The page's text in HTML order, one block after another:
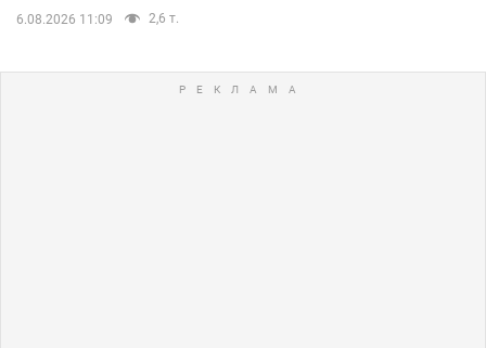
6.08.2026 11:09 2,6 т.